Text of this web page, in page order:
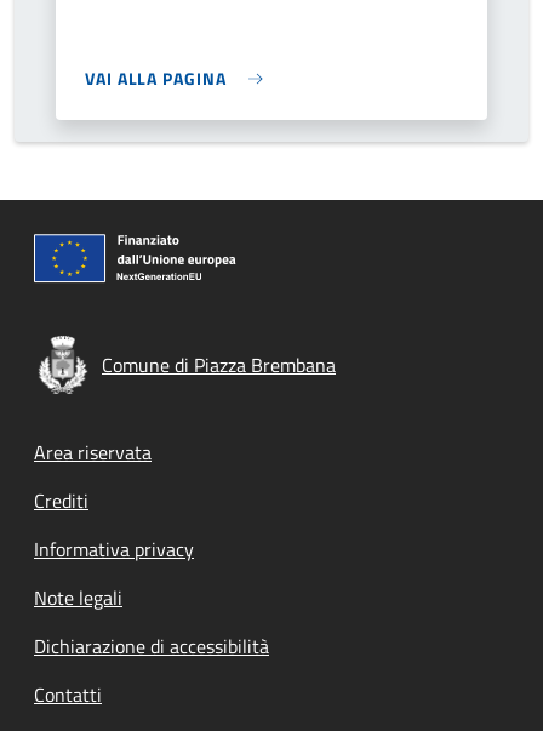
VAI ALLA PAGINA
Comune di Piazza Brembana
Footer menu
Area riservata
Crediti
Informativa privacy
Note legali
Dichiarazione di accessibilità
Contatti